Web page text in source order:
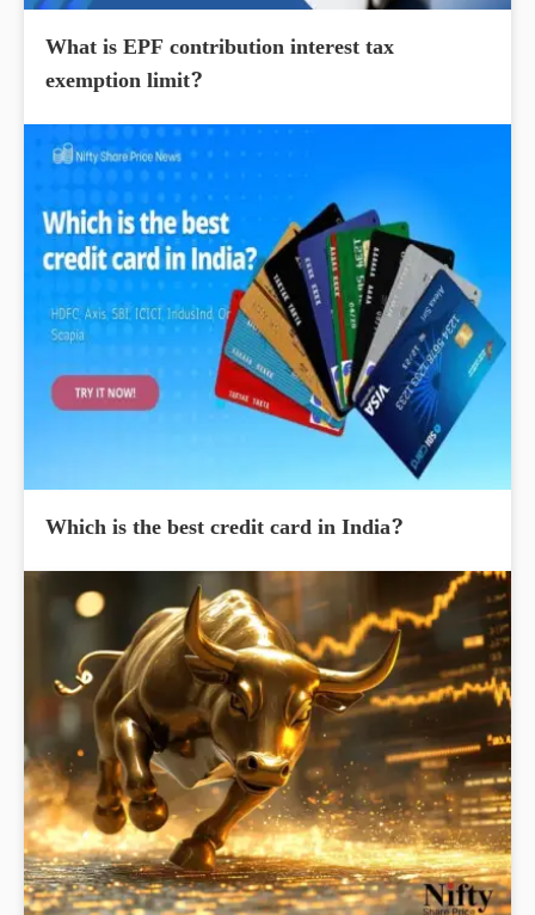
What is EPF contribution interest tax
exemption limit?
Which is the best credit card in India?